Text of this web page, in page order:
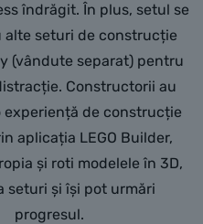
îndrăgit. În plus, setul se
alte seturi de construcție
(vândute separat) pentru
Constructorii au
experiență de construcție
aplicația LEGO Builder,
și roti modelele în 3D,
seturi și își pot urmări
progresul.